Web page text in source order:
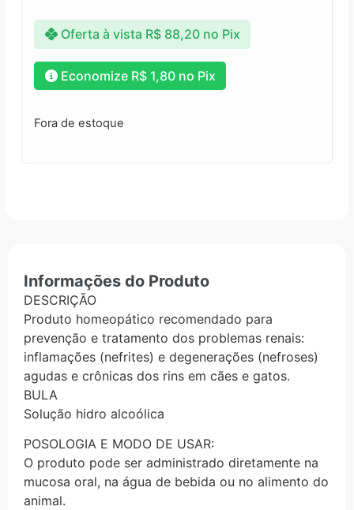
Oferta à vista R$88,20 no Pix
Economize R$1,80no Pix
Fora de estoque
Informações do Produto
DESCRIÇÃO
Produto homeopático recomendado para
prevenção e tratamento dos problemas renais:
inflamações (nefrites) e degenerações (nefroses)
agudas e crônicas dos rins em cães e gatos.
BULA
Solução hidro alcoólica
POSOLOGIA E MODO DE USAR:
O produto pode ser administrado diretamente na
mucosa oral, na água de bebida ou no alimento do
animal.